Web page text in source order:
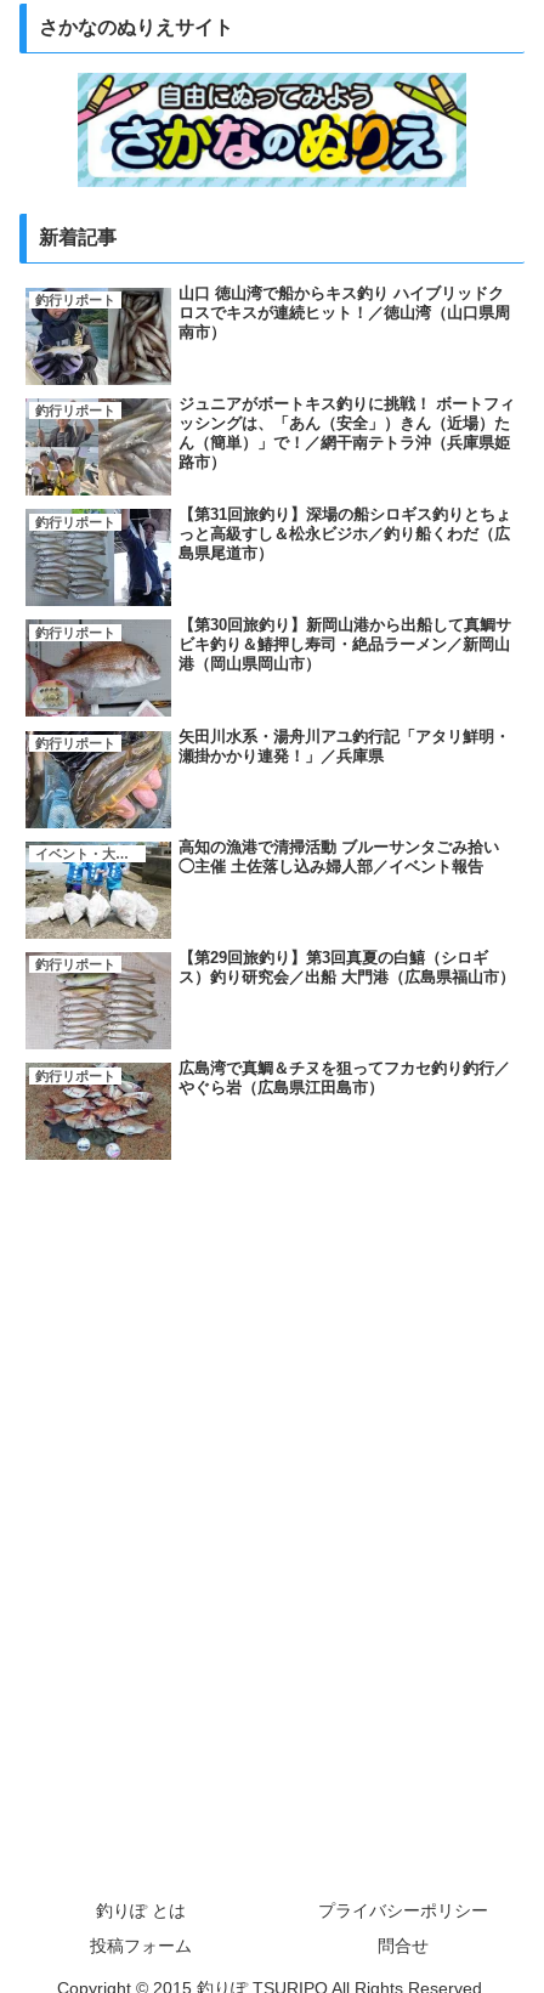
さかなのぬりえサイト
新着記事
釣行リポート
山口 徳山湾で船からキス釣り ハイブリッドク
ロスでキスが連続ヒット！／徳山湾（山口県周
南市）
釣行リポート
ジュニアがボートキス釣りに挑戦！ ボートフィ
ッシングは、「あん（安全」）きん（近場）た
ん（簡単）」で！／網干南テトラ沖（兵庫県姫
路市）
釣行リポート
【第31回旅釣り】深場の船シロギス釣りとちょ
っと高級すし＆松永ビジホ／釣り船くわだ（広
島県尾道市）
釣行リポート
【第30回旅釣り】新岡山港から出船して真鯛サ
ビキ釣り＆鰆押し寿司・絶品ラーメン／新岡山
港（岡山県岡山市）
釣行リポート
矢田川水系・湯舟川アユ釣行記「アタリ鮮明・
瀬掛かかり連発！」／兵庫県
イベント・大会・キャンペーン
高知の漁港で清掃活動 ブルーサンタごみ拾い
◯主催 土佐落し込み婦人部／イベント報告
釣行リポート
【第29回旅釣り】第3回真夏の白鱚（シロギ
ス）釣り研究会／出船 大門港（広島県福山市）
釣行リポート
広島湾で真鯛＆チヌを狙ってフカセ釣り釣行／
やぐら岩（広島県江田島市）
釣りぽ とは
プライバシーポリシー
投稿フォーム
問合せ
Copyright © 2015 釣りぽ TSURIPO All Rights Reserved.